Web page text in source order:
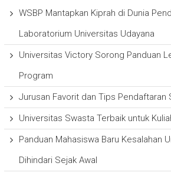
WSBP Mantapkan Kiprah di Dunia
Laboratorium Universitas Udayana
Universitas Victory Sorong Panduan
Program
Jurusan Favorit dan Tips Pendaftaran
Universitas Swasta Terbaik untuk
Panduan Mahasiswa Baru Kesalahan
Dihindari Sejak Awal